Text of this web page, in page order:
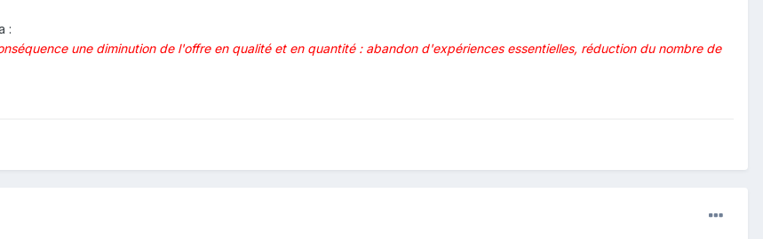
:
une diminution de l'offre en qualité et en quantité : abandon d'expériences essentielles, réduction du nombre de